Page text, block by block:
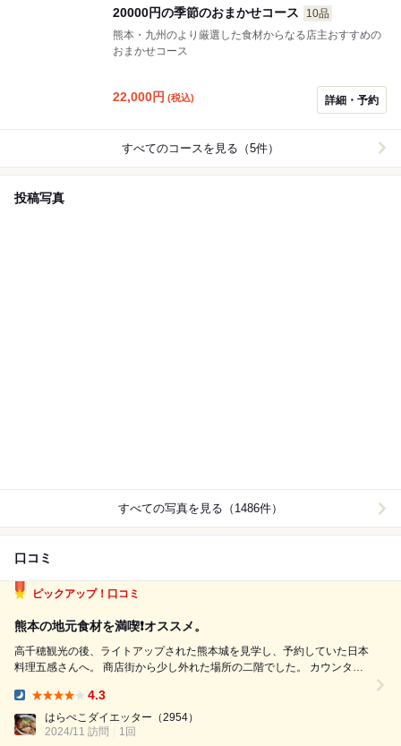
20000円の季節のおまかせコース
10品
熊本・九州のより厳選した食材からなる店主おすすめの
おまかせコース
22,000円 (税込) 詳細・予約
すべてのコースを見る（5件）
投稿写真
すべての写真を見る（1486件）
口コミ
ピックアップ！口コミ
熊本の地元食材を満喫❗️オススメ。
高千穂観光の後、ライトアップされた熊本城を見学し、予約していた日本
料理五感さんへ。 商店街から少し外れた場所の二階でした。 カウンター
んのライブ感ある調理が見られて最高だと思います。もっと見たかった…
笑。 料理もお酒...
4.3
はらぺこダイエッター （2954）
2024/11 訪問
1回